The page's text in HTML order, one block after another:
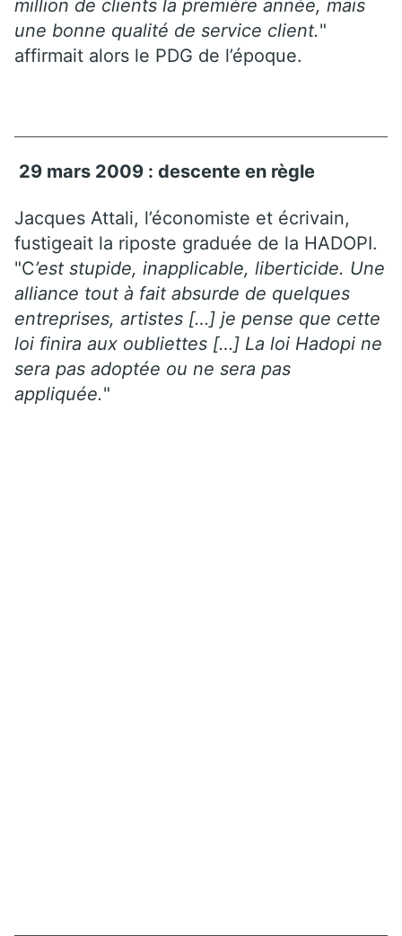
million de clients la première année, mais
une bonne qualité de service client."
affirmait alors le PDG de l’époque.
29 mars 2009 : descente en règle
Jacques Attali, l’économiste et écrivain,
fustigeait la riposte graduée de la HADOPI.
"C’est stupide, inapplicable, liberticide. Une
alliance tout à fait absurde de quelques
entreprises, artistes […] je pense que cette
loi finira aux oubliettes […] La loi Hadopi ne
sera pas adoptée ou ne sera pas
appliquée."